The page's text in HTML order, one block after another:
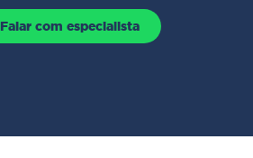
Falar com especialista